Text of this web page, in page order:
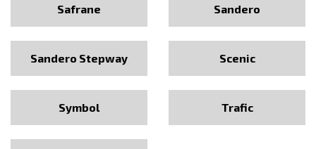
Safrane Sandero
Sandero Stepway Scenic
Symbol Trafic